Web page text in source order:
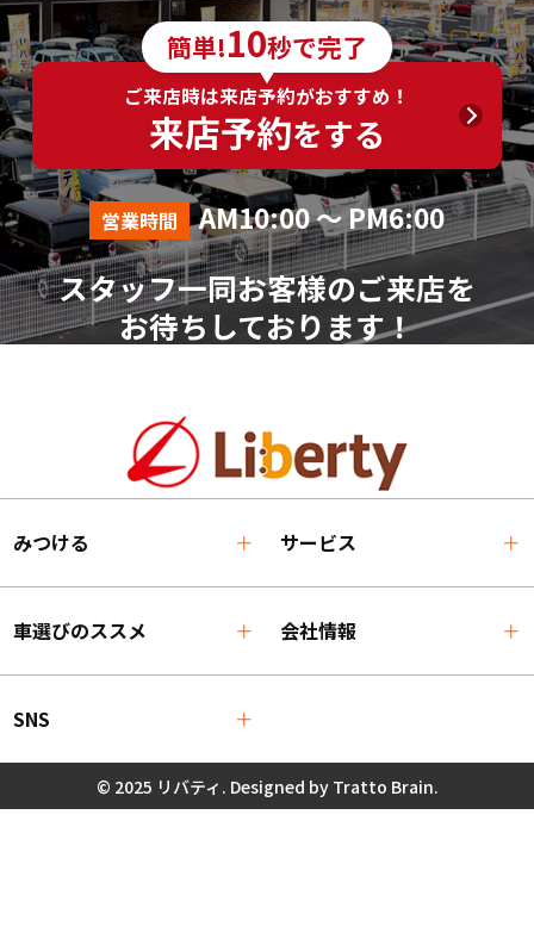
簡単!10秒で完了
ご来店時は来店予約がおすすめ！
来店予約をする
営業時間 AM10:00 ～ PM6:00
スタッフ一同お客様のご来店を
お待ちしております！
みつける サービス
車選びのススメ 会社情報
SNS
© 2025 リバティ. Designed by Tratto Brain.